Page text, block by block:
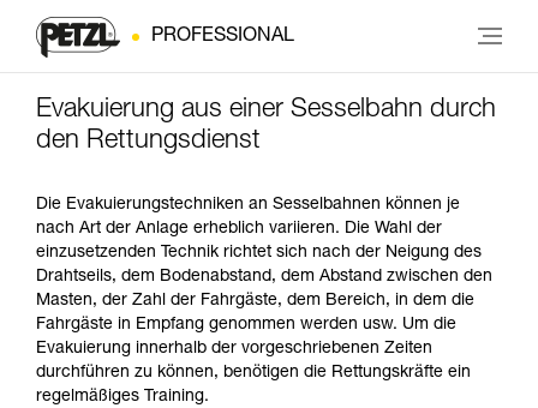
PROFESSIONAL
Evakuierung aus einer Sesselbahn durch
den Rettungsdienst
Die Evakuierungstechniken an Sesselbahnen können je
nach Art der Anlage erheblich variieren. Die Wahl der
einzusetzenden Technik richtet sich nach der Neigung des
Drahtseils, dem Bodenabstand, dem Abstand zwischen den
Masten, der Zahl der Fahrgäste, dem Bereich, in dem die
Fahrgäste in Empfang genommen werden usw. Um die
Evakuierung innerhalb der vorgeschriebenen Zeiten
durchführen zu können, benötigen die Rettungskräfte ein
regelmäßiges Training.